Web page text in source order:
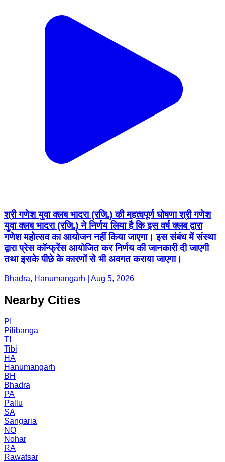
श्री गणेश युवा क्लब भादरा (रजि.) की महत्वपूर्ण घोषणा श्री गणेश
युवा क्लब भादरा (रजि.) ने निर्णय लिया है कि इस वर्ष क्लब द्वारा
गणेश महोत्सव का आयोजन नहीं किया जाएगा। इस संबंध में संस्था
द्वारा प्रेस कॉन्फ्रेंस आयोजित कर निर्णय की जानकारी दी जाएगी
तथा इसके पीछे के कारणों से भी अवगत कराया जाएगा।
Bhadra, Hanumangarh | Aug 5, 2026
Nearby Cities
PI
Pilibanga
TI
Tibi
HA
Hanumangarh
BH
Bhadra
PA
Pallu
SA
Sangaria
NO
Nohar
RA
Rawatsar